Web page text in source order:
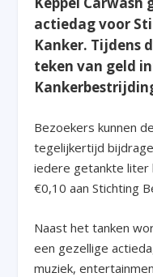
actiedag voor
Kanker. Tijdens
teken van geld
Bezoekers kunnen
tegelijkertijd
iedere getankte liter
€0,10 aan Stichting
Naast het tanken
een gezellige
muziek,